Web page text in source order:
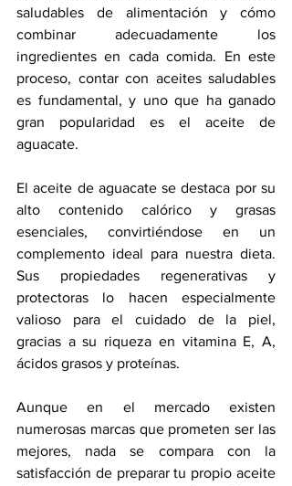
saludables de alimentación y cómo
combinar adecuadamente los
ingredientes en cada comida. En este
proceso, contar con aceites saludables
es fundamental, y uno que ha ganado
gran popularidad es el aceite de
aguacate.
El aceite de aguacate se destaca por su
alto contenido calórico y grasas
esenciales, convirtiéndose en un
complemento ideal para nuestra dieta.
Sus propiedades regenerativas y
protectoras lo hacen especialmente
valioso para el cuidado de la piel,
gracias a su riqueza en vitamina E, A,
ácidos grasos y proteínas.
Aunque en el mercado existen
numerosas marcas que prometen ser las
mejores, nada se compara con la
satisfacción de preparar tu propio aceite